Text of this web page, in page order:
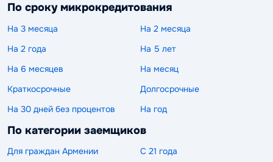
По сроку микрокредитования
На 3 месяца
На 2 месяца
На 2 года
На 5 лет
На 6 месяцев
На месяц
Краткосрочные
Долгосрочные
На 30 дней без процентов
На год
По категории заемщиков
Для граждан Армении С 21 года